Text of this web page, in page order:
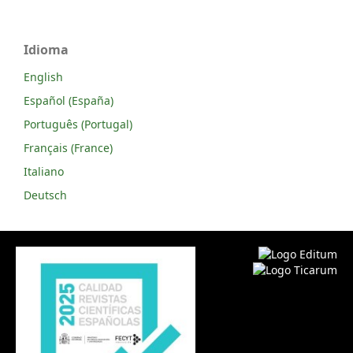
Idioma
English
Español (España)
Português (Portugal)
Français (France)
Italiano
Deutsch